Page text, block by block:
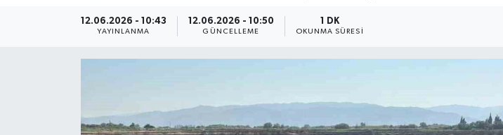
12.06.2026 - 10:43
YAYINLANMA
12.06.2026 - 10:50
GÜNCELLEME
1 DK
OKUNMA SÜRESI
Canlı Maç